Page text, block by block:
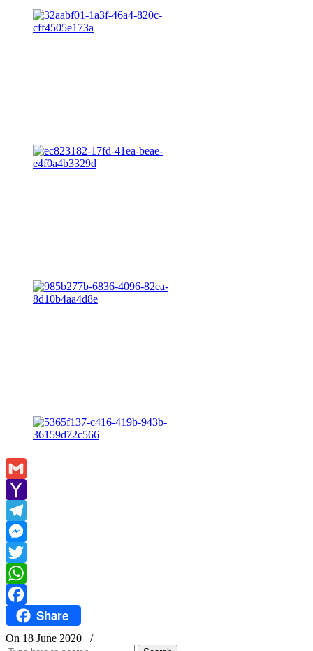
Gmail
Yahoo
Mail
Telegram
Messenger
Twitter
WhatsApp
FacebookShare
On 18 June 2020
/